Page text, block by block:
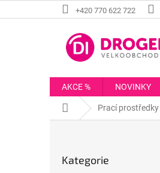
na
+420 770 622 722
AKCE % NOVINKY
Domů Prací prostředky
kategorie
Kategorie